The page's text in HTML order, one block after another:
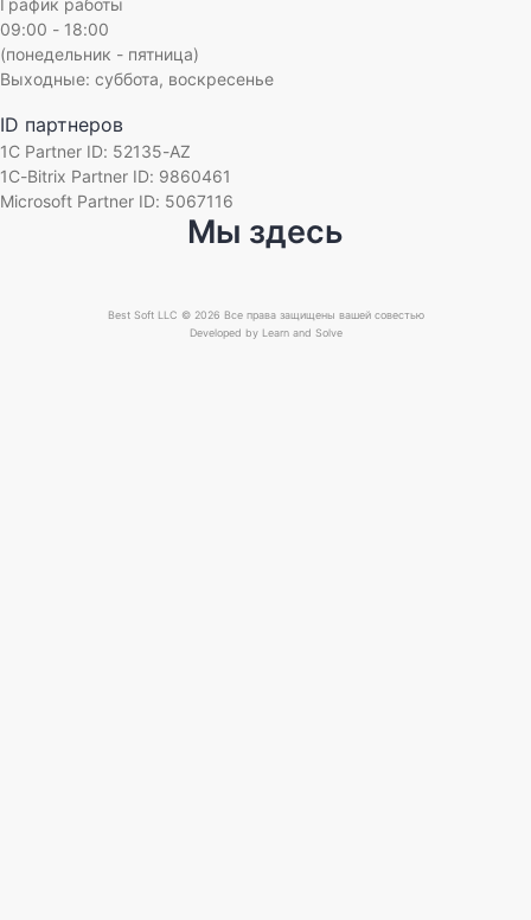
График работы
09:00 - 18:00
(понедельник - пятница)
Выходные: суббота, воскресенье
ID партнеров
1C Partner ID: 52135-AZ
1C-Bitrix Partner ID: 9860461
Microsoft Partner ID: 5067116
Мы здесь
Best Soft LLC © 2026 Все права защищены вашей совестью
Developed by Learn and Solve